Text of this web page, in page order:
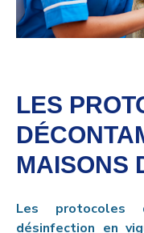
LES
MAISONS
Les protocoles
désinfection en